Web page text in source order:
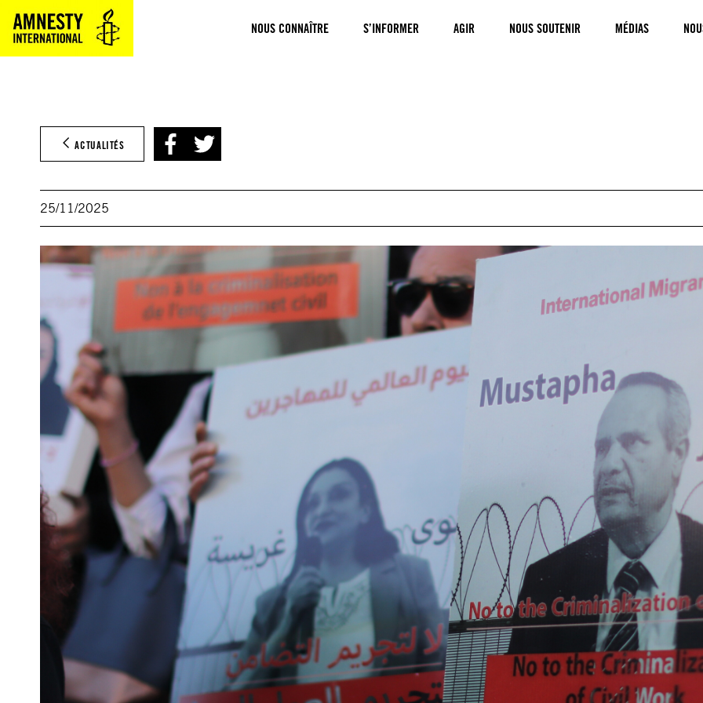
NOUS CONNAÎTRE S’INFORMER AGIR NOUS SOUTENIR MÉDIAS
Aller
contenu
ACTUALITÉS
25/11/2025